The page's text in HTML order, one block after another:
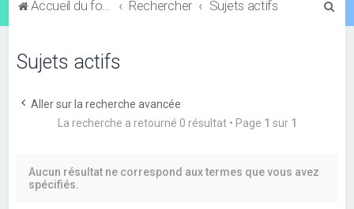
Accueil du forum Rechercher Sujets actifs
Sujets actifs
Aller sur la recherche avancée
La recherche a retourné 0 résultat • Page 1 sur 1
Aucun résultat ne correspond aux termes que vous avez
spécifiés.